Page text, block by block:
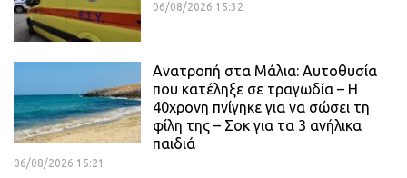
06/08/2026 15:32
Ανατροπή στα Μάλια: Αυτοθυσία
που κατέληξε σε τραγωδία – Η
40χρονη πνίγηκε για να σώσει τη
φίλη της – Σοκ για τα 3 ανήλικα
παιδιά
06/08/2026 15:21